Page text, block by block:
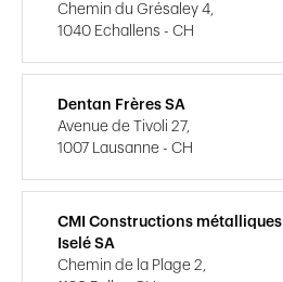
Chemin du Grésaley 4,
1040 Echallens - CH
Dentan Frères SA
Avenue de Tivoli 27,
1007 Lausanne - CH
CMI Constructions métalliques
Iselé SA
Chemin de la Plage 2,